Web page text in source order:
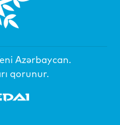
Azərbaycan.
qorunur.